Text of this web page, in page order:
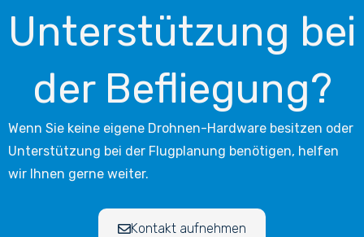
Unterstützung bei
der Befliegung?
Wenn Sie keine eigene Drohnen-Hardware besitzen oder
Unterstützung bei der Flugplanung benötigen, helfen
wir Ihnen gerne weiter.
Kontakt aufnehmen